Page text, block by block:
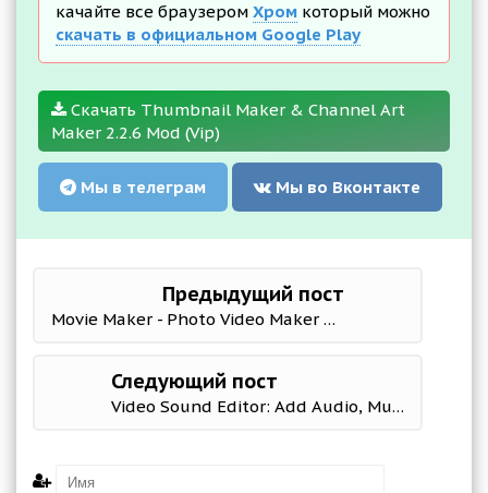
качайте все браузером Хром который можно
скачать в официальном Google Play
Скачать Thumbnail Maker & Channel Art
Maker 2.2.6 Mod (Vip)
Мы в телеграм Мы во Вконтакте
Предыдущий пост
Movie Maker - Photo Video Maker With Music
Следующий пост
Video Sound Editor: Add Audio, Mute, Silent Video